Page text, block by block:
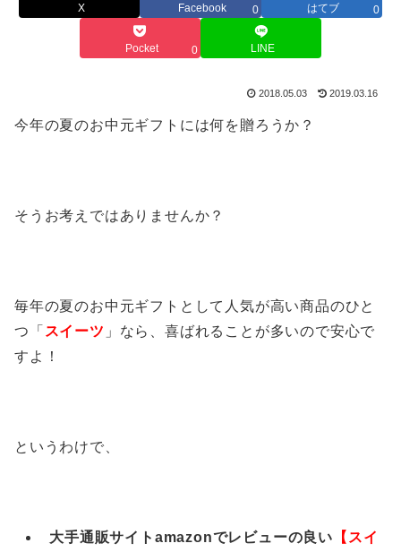
X Facebook 0 はてブ 0
Pocket 0 LINE
2018.05.03 2019.03.16
今年の夏のお中元ギフトには何を贈ろうか？
そうお考えではありませんか？
毎年の夏のお中元ギフトとして人気が高い商品のひと
つ「 スイーツ 」なら、喜ばれることが多いので安心で
すよ！
というわけで、
大手通販サイトamazonでレビューの良い 【スイ